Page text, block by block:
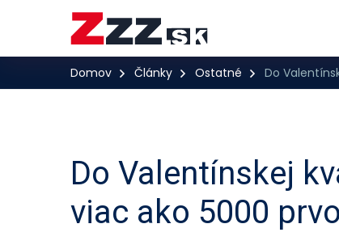
Domov Články Ostatné Do
Do Valentínskej
viac ako 5000